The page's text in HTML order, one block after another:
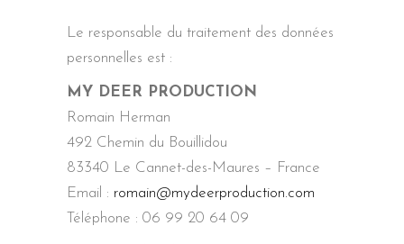
Le responsable du traitement des données
personnelles est :
MY DEER PRODUCTION
Romain Herman
492 Chemin du Bouillidou
83340 Le Cannet-des-Maures – France
Email : romain@mydeerproduction.com
Téléphone : 06 99 20 64 09